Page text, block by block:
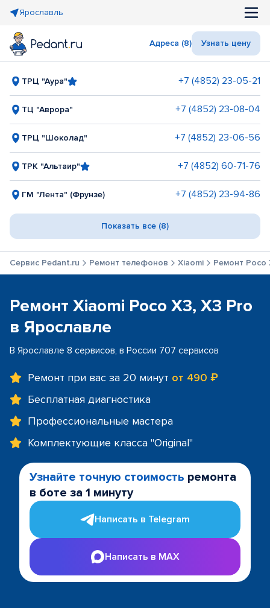
Ярославль
Адреса (8) Узнать цену
ТРЦ "Аура" +7 (4852) 23-05-21
ТЦ "Аврора" +7 (4852) 23-08-04
ТРЦ "Шоколад" +7 (4852) 23-06-56
ТРК "Альтаир" +7 (4852) 60-71-76
ГМ "Лента" (Фрунзе) +7 (4852) 23-94-86
Показать все (8)
Сервис Pedant.ru Ремонт телефонов Xiaomi Ремонт Poco
Ремонт Xiaomi Poco X3, X3 Pro
в Ярославле
В Ярославле 8 сервисов, в России 707 сервисов
Ремонт при вас за 20 минут от 490 ₽
Бесплатная диагностика
Профессиональные мастера
Комплектующие класса "Original"
Узнайте точную стоимость ремонта
в боте за 1 минуту
Написать в Telegram
Написать в MAX